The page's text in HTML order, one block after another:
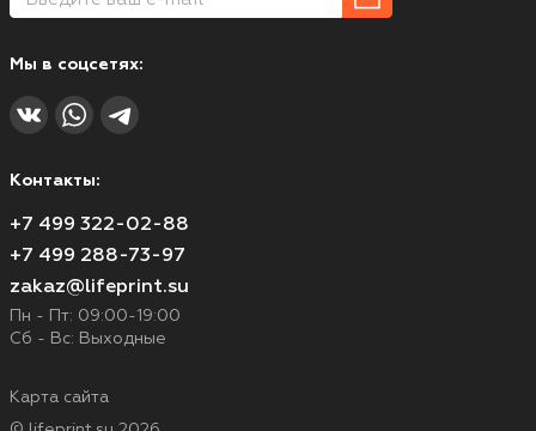
Мы в соцсетях:
Контакты:
+7 499 322-02-88
+7 499 288-73-97
zakaz@lifeprint.su
Пн - Пт: 09:00-19:00
Сб - Вс: Выходные
Карта сайта